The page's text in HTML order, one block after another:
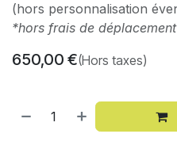
(hors personnalisation
*hors frais de
650,00 €(Hors taxes)